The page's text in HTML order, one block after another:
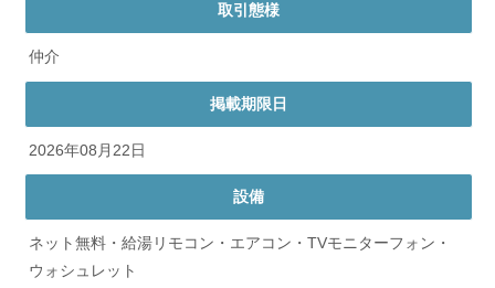
取引態様
仲介
掲載期限日
2026年08月22日
設備
ネット無料・給湯リモコン・エアコン・TVモニターフォン・
ウォシュレット